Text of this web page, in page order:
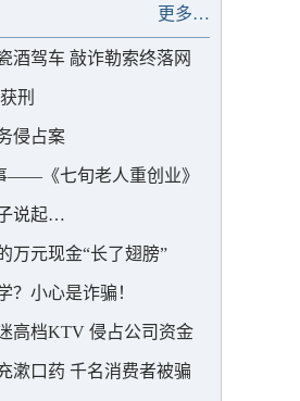
更多…
酒驾车 敲诈勒索终落网
刑
侵占案
——《七旬老人重创业》
说起…
万元现金“长了翅膀”
？小心是诈骗！
高档KTV 侵占公司资金
漱口药 千名消费者被骗